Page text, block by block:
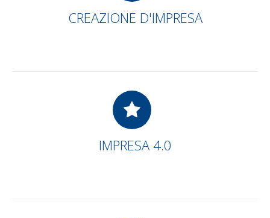
CREAZIONE D'IMPRESA
IMPRESA 4.0